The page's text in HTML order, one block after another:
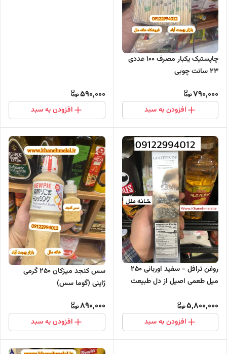
چاپستیک یکبار مصرف 100 عددی
۲۳ سانت چوبی
790,000
افزودن به سبد
590,000
افزودن به سبد
روغن ترافل - سفید اوربانی 250
میل طعمی اصیل از دل طبیعت
5,800,000
افزودن به سبد
سس کنجد میزکان ٢٥٠ گرمی
ژاپنی (گوما سس)
890,000
افزودن به سبد